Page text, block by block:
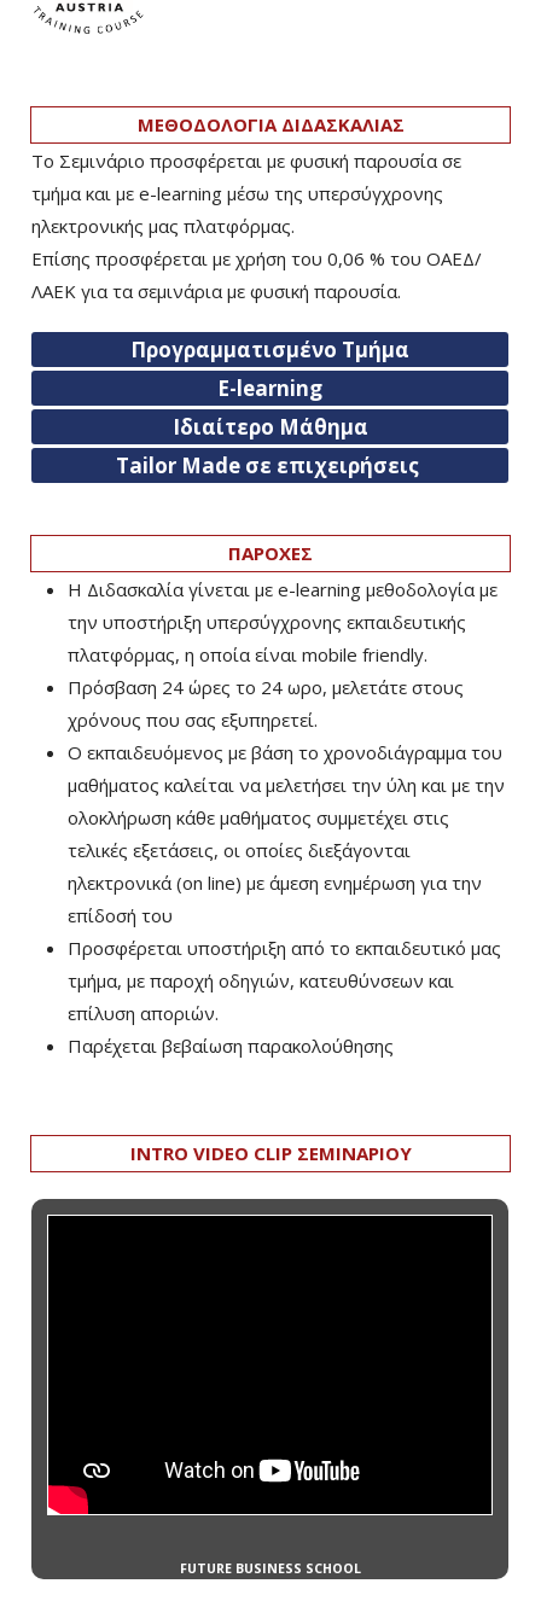
ΜΕΘΟΔΟΛΟΓΙΑ ΔΙΔΑΣΚΑΛΙΑΣ
Το Σεμινάριο προσφέρεται με φυσική παρουσία σε
τμήμα και με e-learning μέσω της υπερσύγχρονης
ηλεκτρονικής μας πλατφόρμας.
Επίσης προσφέρεται με χρήση του 0,06 % του ΟΑΕΔ/
ΛΑΕΚ για τα σεμινάρια με φυσική παρουσία.
Προγραμματισμένο Τμήμα
E-learning
Ιδιαίτερο Μάθημα
Tailor Made σε επιχειρήσεις
ΠΑΡΟΧΕΣ
Η Διδασκαλία γίνεται με e-learning μεθοδολογία με
την υποστήριξη υπερσύγχρονης εκπαιδευτικής
πλατφόρμας, η οποία είναι mobile friendly.
Πρόσβαση 24 ώρες το 24 ωρο, μελετάτε στους
χρόνους που σας εξυπηρετεί.
Ο εκπαιδευόμενος με βάση το χρονοδιάγραμμα του
μαθήματος καλείται να μελετήσει την ύλη και με την
ολοκλήρωση κάθε μαθήματος συμμετέχει στις
τελικές εξετάσεις, οι οποίες διεξάγονται
ηλεκτρονικά (on line) με άμεση ενημέρωση για την
επίδοσή του
Προσφέρεται υποστήριξη από το εκπαιδευτικό μας
τμήμα, με παροχή οδηγιών, κατευθύνσεων και
επίλυση αποριών.
Παρέχεται βεβαίωση παρακολούθησης
INTRO VIDEO CLIP ΣΕΜΙΝΑΡΙΟΥ